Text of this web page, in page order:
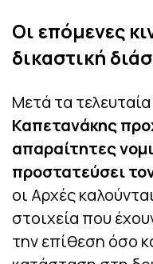
Οι επόμενες
δικαστική
Μετά τα
Καπετανάκης
απαραίτητες
προστατεύσει
οι Αρχές
στοιχεία που
την επίθεση όσο